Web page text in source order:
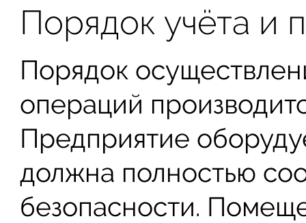
Порядок учёта и
Порядок
операций
Предприятие
должна полностью
безопасности.